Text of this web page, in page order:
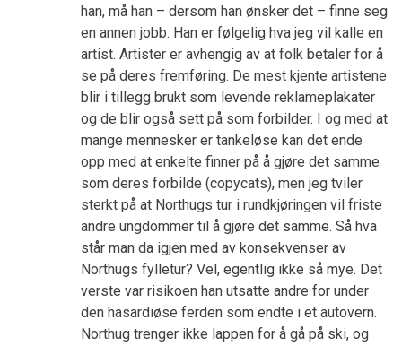
han, må han – dersom han ønsker det – finne seg
en annen jobb. Han er følgelig hva jeg vil kalle en
artist. Artister er avhengig av at folk betaler for å
se på deres fremføring. De mest kjente artistene
blir i tillegg brukt som levende reklameplakater
og de blir også sett på som forbilder. I og med at
mange mennesker er tankeløse kan det ende
opp med at enkelte finner på å gjøre det samme
som deres forbilde (copycats), men jeg tviler
sterkt på at Northugs tur i rundkjøringen vil friste
andre ungdommer til å gjøre det samme. Så hva
står man da igjen med av konsekvenser av
Northugs fylletur? Vel, egentlig ikke så mye. Det
verste var risikoen han utsatte andre for under
den hasardiøse ferden som endte i et autovern.
Northug trenger ikke lappen for å gå på ski, og